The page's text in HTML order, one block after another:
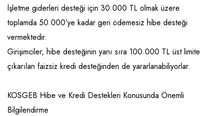
İşletme giderleri desteği için 30.000 TL olmak üzere
toplamda 50.000’ye kadar geri ödemesiz hibe desteği
vermektedir.
Girişimciler, hibe desteğinin yanı sıra 100.000 TL üst limite
çıkarılan faizsiz kredi desteğinden de yararlanabiliyorlar.
KOSGEB Hibe ve Kredi Destekleri Konusunda Önemli
Bilgilendirme